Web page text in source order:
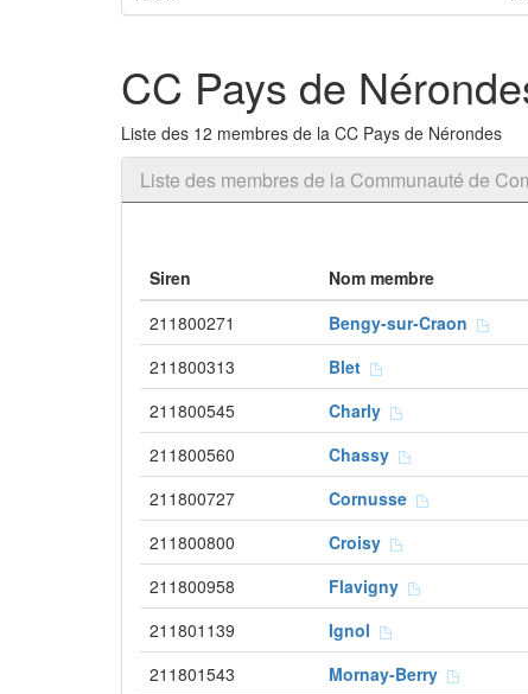
CC Pays de
Liste des 12 membres de la CC Pays de Nérondes
Liste des membres de la Communauté de
Siren Nom membre
211800271
Bengy-sur-Craon
211800313 Blet
211800545 Charly
211800560 Chassy
211800727 Cornusse
211800800 Croisy
211800958 Flavigny
211801139 Ignol
211801543 Mornay-Berry